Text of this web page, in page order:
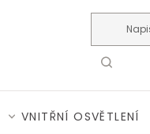
VNITŘNÍ OSVĚTLENÍ